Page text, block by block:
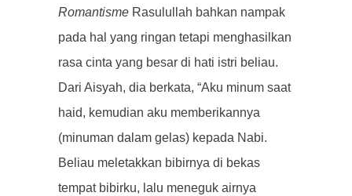
Romantisme Rasulullah bahkan nampak
pada hal yang ringan tetapi menghasilkan
rasa cinta yang besar di hati istri beliau.
Dari Aisyah, dia berkata, “Aku minum saat
haid, kemudian aku memberikannya
(minuman dalam gelas) kepada Nabi.
Beliau meletakkan bibirnya di bekas
tempat bibirku, lalu meneguk airnya